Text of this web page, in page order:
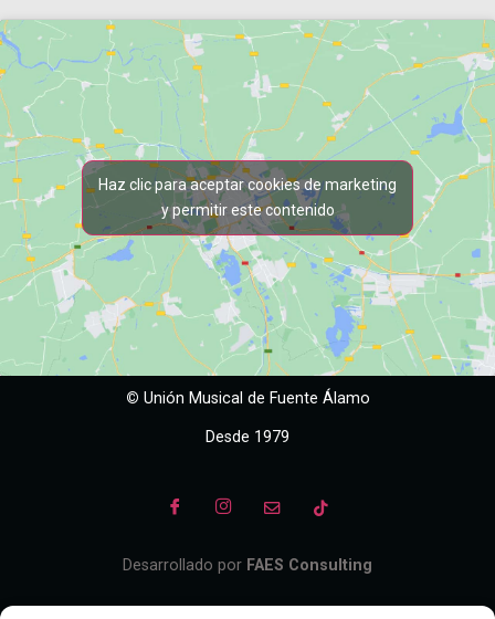
Haz clic para aceptar cookies de marketing
y permitir este contenido
© Unión Musical de Fuente Álamo
Desde 1979
Desarrollado por FAES Consulting